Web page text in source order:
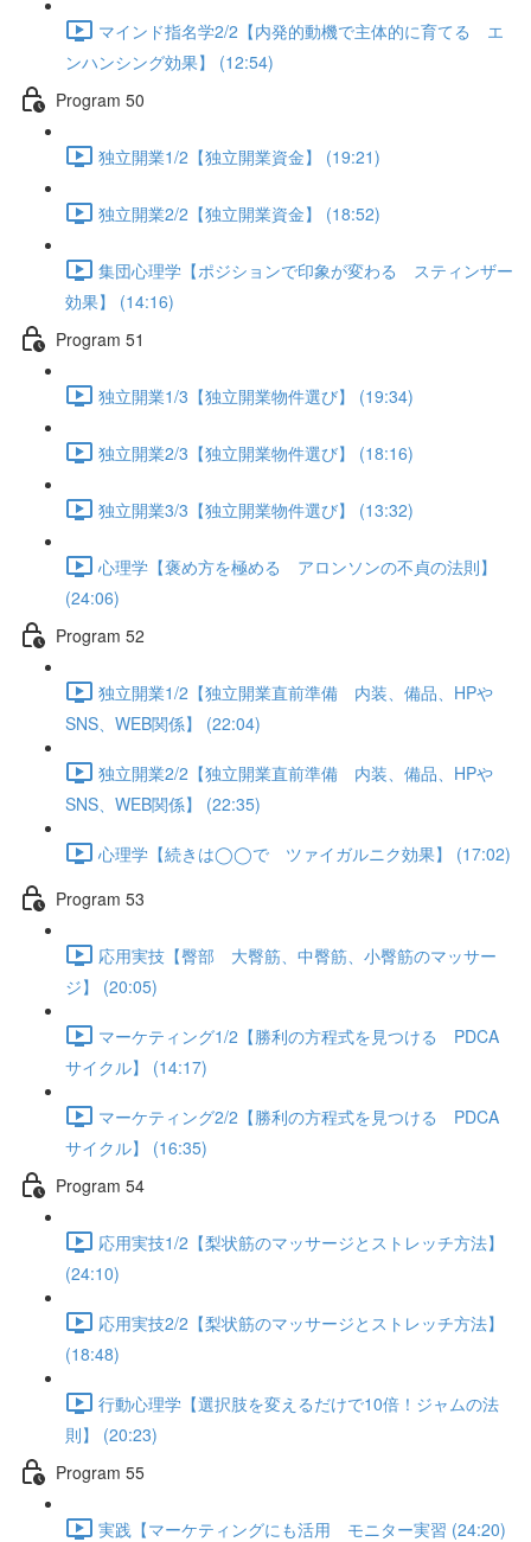
マインド指名学2/2【内発的動機で主体的に育てる エ
ンハンシング効果】 (12:54)
Program 50
独立開業1/2【独立開業資金】 (19:21)
独立開業2/2【独立開業資金】 (18:52)
集団心理学【ポジションで印象が変わる スティンザー
効果】 (14:16)
Program 51
独立開業1/3【独立開業物件選び】 (19:34)
独立開業2/3【独立開業物件選び】 (18:16)
独立開業3/3【独立開業物件選び】 (13:32)
心理学【褒め方を極める アロンソンの不貞の法則】
(24:06)
Program 52
独立開業1/2【独立開業直前準備 内装、備品、HPや
SNS、WEB関係】 (22:04)
独立開業2/2【独立開業直前準備 内装、備品、HPや
SNS、WEB関係】 (22:35)
心理学【続きは◯◯で ツァイガルニク効果】 (17:02)
Program 53
応用実技【臀部 大臀筋、中臀筋、小臀筋のマッサー
ジ】 (20:05)
マーケティング1/2【勝利の方程式を見つける PDCA
サイクル】 (14:17)
マーケティング2/2【勝利の方程式を見つける PDCA
サイクル】 (16:35)
Program 54
応用実技1/2【梨状筋のマッサージとストレッチ方法】
(24:10)
応用実技2/2【梨状筋のマッサージとストレッチ方法】
(18:48)
行動心理学【選択肢を変えるだけで10倍！ジャムの法
則】 (20:23)
Program 55
実践【マーケティングにも活用 モニター実習 (24:20)